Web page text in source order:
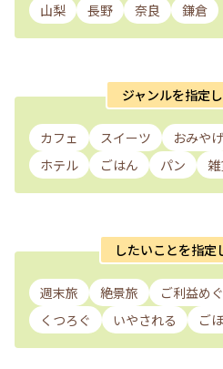
山梨
長野 奈良 鎌倉
ジャンルを指定
カフェ スイーツ おみやげ
ホテル
ごはん パン
したいことを指定
週末旅 絶景旅 ご利益め
くつろぐ
いやされる ご